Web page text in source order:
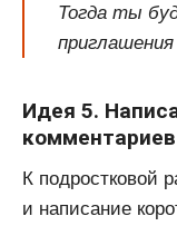
Тогда ты
Идея 5.
комментариев
К подростковой
и написание